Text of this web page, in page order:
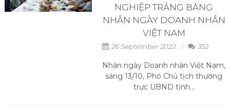
NGHIỆP TRẢNG BÀNG
NHÂN NGÀY DOANH NHÂN
VIỆT NAM
26 September 2022 352
Nhân ngày Doanh nhân Việt Nam,
sáng 13/10, Phó Chủ tịch thường
trực UBND tỉnh...